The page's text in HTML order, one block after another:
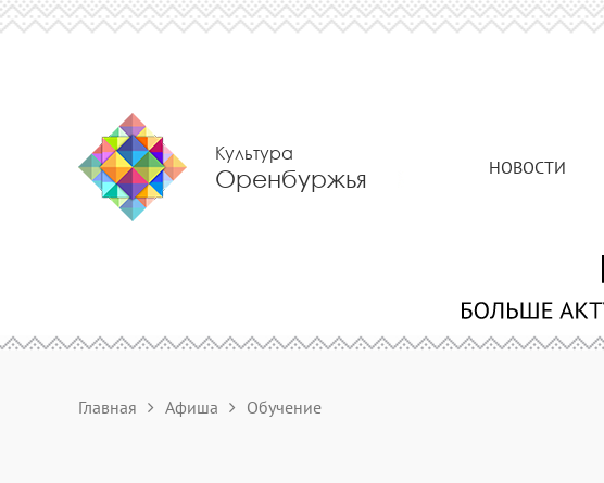
Культура
Оренбуржья НОВОСТИ
Главная Афиша Обучение